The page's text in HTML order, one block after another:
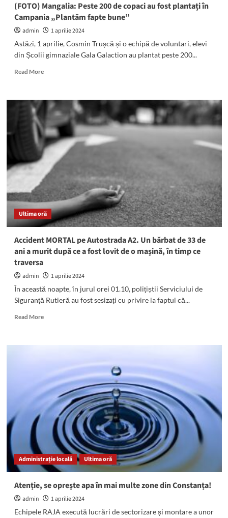
(FOTO) Mangalia: Peste 200 de copaci au fost plantați în
Campania „Plantăm fapte bune”
admin
1 aprilie 2024
Astăzi, 1 aprilie, Cosmin Trușcă și o echipă de voluntari, elevi
din Școlii gimnaziale Gala Galaction au plantat peste 200...
Read MoreRead
(FOTO)
Mangalia:
200
de
copaci
au
fost
plantați
Campania
„Plantăm
fapte
bune”
Ultima oră
Accident MORTAL pe Autostrada A2. Un bărbat de 33 de
ani a murit după ce a fost lovit de o mașină, în timp ce
traversa
admin
1 aprilie 2024
În această noapte, în jurul orei 01.10, polițiștii Serviciului de
Siguranță Rutieră au fost sesizați cu privire la faptul că...
Read MoreRead
Autostrada
A2.
Un
bărbat
de
murit
după
a
fost
lovit
Administrație locală Ultima oră
Atenție, se oprește apa în mai multe zone din Constanța!
admin
1 aprilie 2024
Echipele RAJA execută lucrări de sectorizare și montare a unor